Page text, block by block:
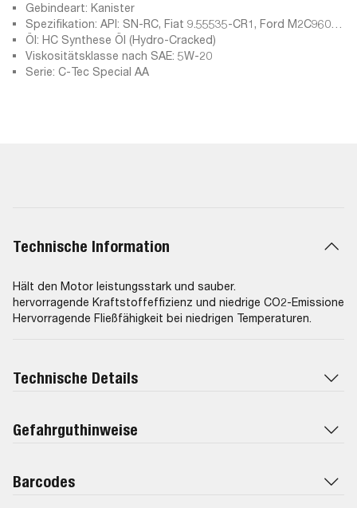
Gebindeart: Kanister
Spezifikation: API: SN-RC, Fiat 9.55535-CR1, Ford M2C960-
A1, API: SN, ILSAC GF-3, ILSAC GF-4, API: SN PLUS-RC, Ford
M2C947-A, API: SP-RC, GM dexos1-Gen3, GM 6094M, API:
SM, GM dexos1-Gen2, ILSAC GF-6A, ILSAC GF-2, Ford
Öl: HC Synthese Öl (Hydro-Cracked)
Viskositätsklasse nach SAE: 5W-20
Serie: C-Tec Special AA
Technische Information
Hält den Motor leistungsstark und sauber.
hervorragende Kraftstoffeffizienz und niedrige CO2-Emissione
Hervorragende Fließfähigkeit bei niedrigen Temperaturen.
Technische Details
Gefahrguthinweise
Barcodes